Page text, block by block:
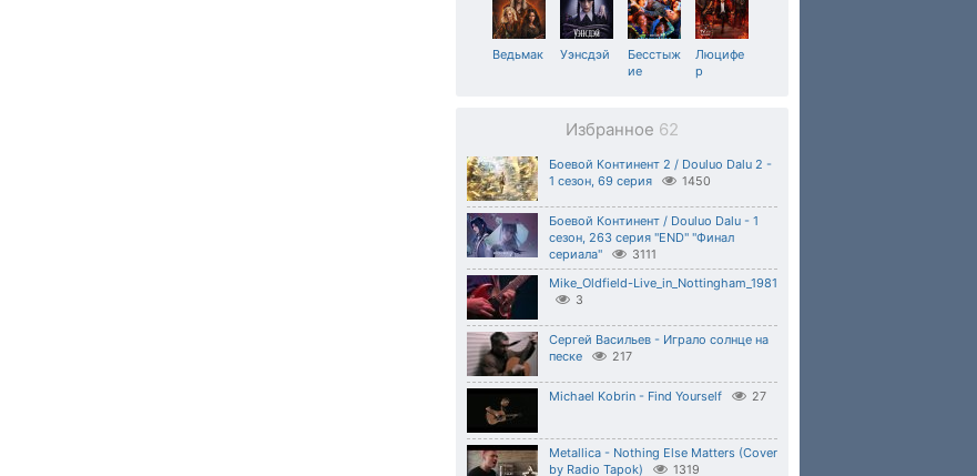
Ведьмак Уэнсдэй
Бесстыж
ие
Люцифе
р
Избранное 62
Боевой Континент 2 / Douluo Dalu 2 -
1 сезон, 69 серия
1450
Боевой Континент / Douluo Dalu - 1
сезон, 263 серия "END" "Финал
сериала"
3111
Mike_Oldfield-Live_in_Nottingham_1981
3
Сергей Васильев - Играло солнце на
песке
217
Michael Kobrin - Find Yourself 27
Metallica - Nothing Else Matters (Cover
by Radio Tapok)
1319